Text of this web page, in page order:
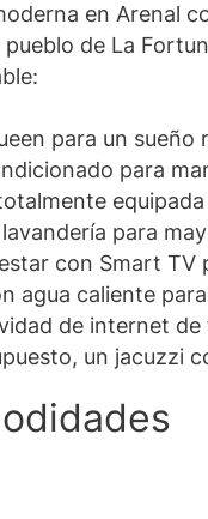
en Arenal
de La
para un sueño
para
para
con Smart
agua caliente
de internet
un jacuzzi